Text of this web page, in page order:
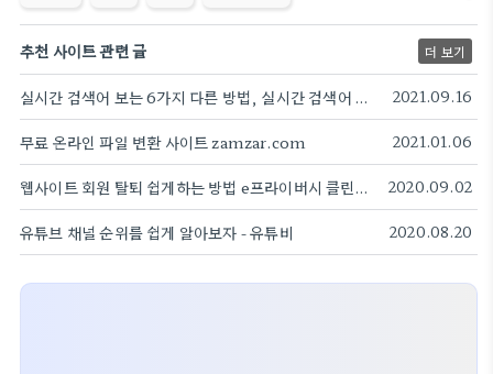
추천 사이트 관련 글 더 보기
실시간 검색어 보는 6가지 다른 방법, 실시간 검색어 대체 방법 2021.09.16
무료 온라인 파일 변환 사이트 zamzar.com 2021.01.06
웹사이트 회원 탈퇴 쉽게하는 방법 e프라이버시 클린서비스 2020.09.02
유튜브 채널 순위를 쉽게 알아보자 - 유튜비 2020.08.20